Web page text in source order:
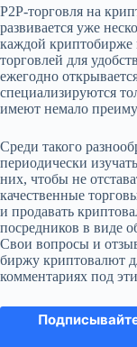
P2P-торговля на
развивается уже
каждой криптобирже
торговлей для
ежегодно
специализируются
имеют немало
Среди такого
периодически
них, чтобы не
качественные
и продавать
посредников в виде
Свои вопросы и
биржу криптовалют
комментариях под